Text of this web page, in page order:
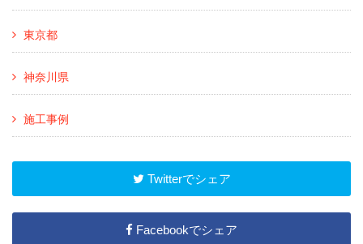
東京都
神奈川県
施工事例
Twitterでシェア
Facebookでシェア